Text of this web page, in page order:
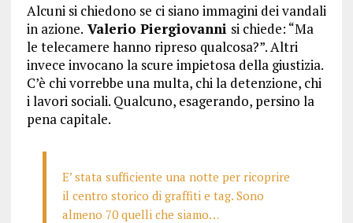
Alcuni si chiedono se ci siano immagini dei vandali
in azione. Valerio Piergiovanni si chiede: “Ma
le telecamere hanno ripreso qualcosa?”. Altri
invece invocano la scure impietosa della giustizia.
C’è chi vorrebbe una multa, chi la detenzione, chi
i lavori sociali. Qualcuno, esagerando, persino la
pena capitale.
E’ stata sufficiente una notte per ricoprire
il centro storico di graffiti e tag. Sono
almeno 70 quelli che siamo…